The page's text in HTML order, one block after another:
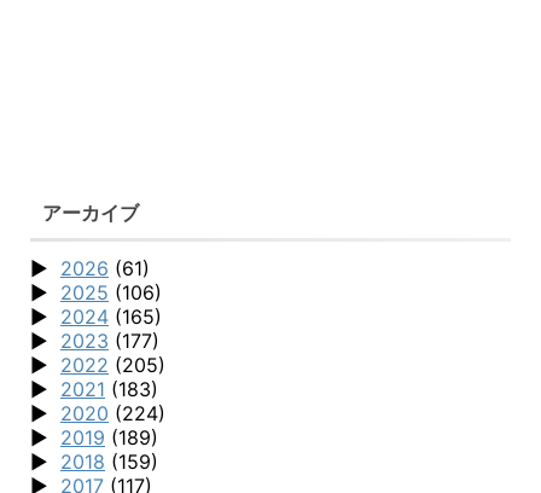
アーカイブ
2026 (61)
2025 (106)
2024 (165)
2023 (177)
2022 (205)
2021 (183)
2020 (224)
2019 (189)
2018 (159)
2017 (117)